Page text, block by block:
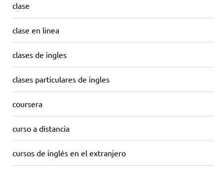
clase
clase en linea
clases de ingles
clases particulares de ingles
coursera
curso a distancia
cursos de inglés en el extranjero